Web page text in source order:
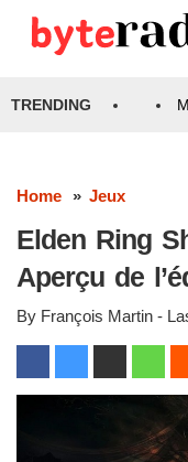
TRENDING
Home Jeux
Elden Ring
Aperçu de
By François Martin -